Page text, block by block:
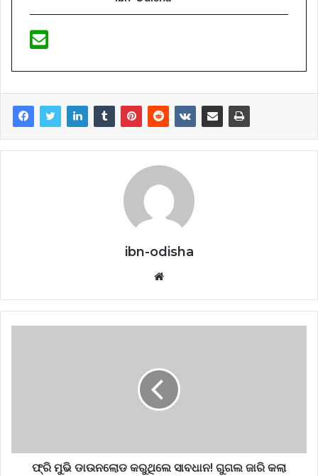
ibn-odisha
Website
ଫ୍ରି ମୁଭି ଡାଉନଲୋଡ କରୁଥିଲେ ସାବଧାନ! ଗୁଗଲ ଜାରି କଲା